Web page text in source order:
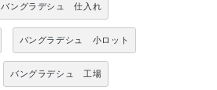
バングラデシュ 仕入れ
バングラデシュ 小ロット
バングラデシュ 工場